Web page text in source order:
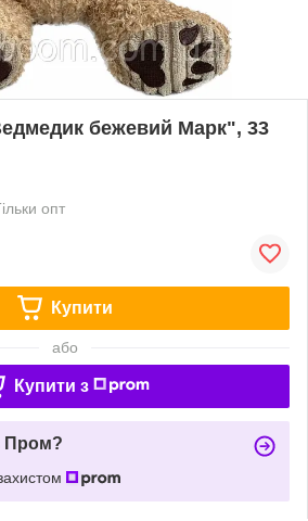
бежевий Марк", 33
опт
Купити
або
Купити з
Пром?